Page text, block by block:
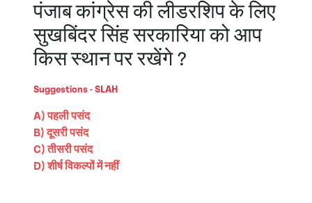
पंजाब कांग्रेस की लीडरशिप के लिए
सुखबिंदर सिंह सरकारिया को आप
किस स्थान पर रखेंगे ?
Suggestions - SLAH
A) पहली पसंद
B) दूसरी पसंद
C) तीसरी पसंद
D) शीर्ष विकल्पों में नहीं